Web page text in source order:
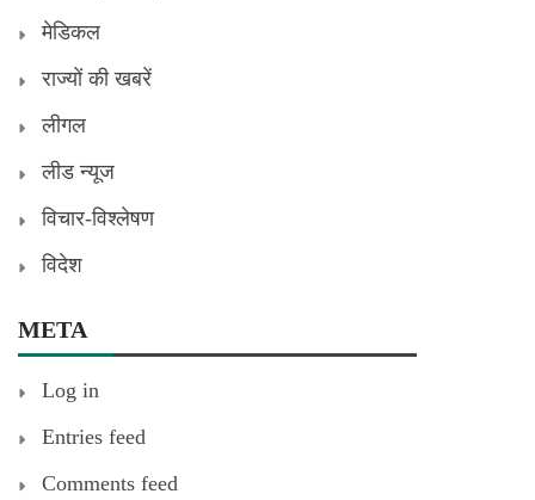
मेडिकल
राज्यों की खबरें
लीगल
लीड न्यूज
विचार-विश्लेषण
विदेश
META
Log in
Entries feed
Comments feed